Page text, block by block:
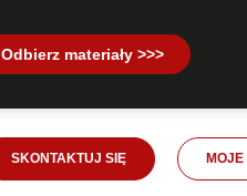
Odbierz materiały >>>
SKONTAKTUJ SIĘ